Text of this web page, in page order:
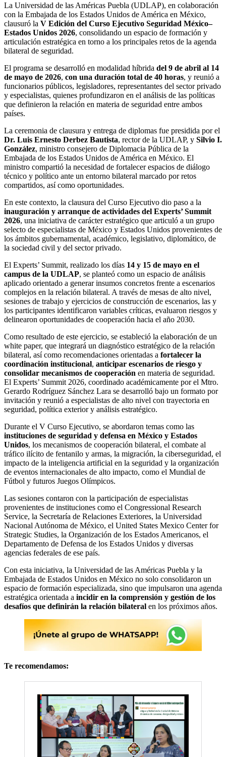
La Universidad de las Américas Puebla (UDLAP), en colaboración
con la Embajada de los Estados Unidos de América en México,
clausuró la V Edición del Curso Ejecutivo Seguridad México–
Estados Unidos 2026, consolidando un espacio de formación y
articulación estratégica en torno a los principales retos de la agenda
bilateral de seguridad.
El programa se desarrolló en modalidad híbrida del 9 de abril al 14
de mayo de 2026, con una duración total de 40 horas, y reunió a
funcionarios públicos, legisladores, representantes del sector privado
y especialistas, quienes profundizaron en el análisis de las políticas
que definieron la relación en materia de seguridad entre ambos
países.
La ceremonia de clausura y entrega de diplomas fue presidida por el
Dr. Luis Ernesto Derbez Bautista, rector de la UDLAP, y Silvio I.
González, ministro consejero de Diplomacia Pública de la
Embajada de los Estados Unidos de América en México. El
ministro compartió la necesidad de fortalecer espacios de diálogo
técnico y político ante un entorno bilateral marcado por retos
compartidos, así como oportunidades.
En este contexto, la clausura del Curso Ejecutivo dio paso a la
inauguración y arranque de actividades del Experts’ Summit
2026, una iniciativa de carácter estratégico que articuló a un grupo
selecto de especialistas de México y Estados Unidos provenientes de
los ámbitos gubernamental, académico, legislativo, diplomático, de
la sociedad civil y del sector privado.
El Experts’ Summit, realizado los días 14 y 15 de mayo en el
campus de la UDLAP, se planteó como un espacio de análisis
aplicado orientado a generar insumos concretos frente a escenarios
complejos en la relación bilateral. A través de mesas de alto nivel,
sesiones de trabajo y ejercicios de construcción de escenarios, las y
los participantes identificaron variables críticas, evaluaron riesgos y
delinearon oportunidades de cooperación hacia el año 2030.
Como resultado de este ejercicio, se estableció la elaboración de un
white paper, que integrará un diagnóstico estratégico de la relación
bilateral, así como recomendaciones orientadas a fortalecer la
coordinación institucional, anticipar escenarios de riesgo y
consolidar mecanismos de cooperación en materia de seguridad.
El Experts’ Summit 2026, coordinado académicamente por el Mtro.
Gerardo Rodríguez Sánchez Lara se desarrolló bajo un formato por
invitación y reunió a especialistas de alto nivel con trayectoria en
seguridad, política exterior y análisis estratégico.
Durante el V Curso Ejecutivo, se abordaron temas como las
instituciones de seguridad y defensa en México y Estados
Unidos, los mecanismos de cooperación bilateral, el combate al
tráfico ilícito de fentanilo y armas, la migración, la ciberseguridad, el
impacto de la inteligencia artificial en la seguridad y la organización
de eventos internacionales de alto impacto, como el Mundial de
Fútbol y futuros Juegos Olímpicos.
Las sesiones contaron con la participación de especialistas
provenientes de instituciones como el Congressional Research
Service, la Secretaría de Relaciones Exteriores, la Universidad
Nacional Autónoma de México, el United States Mexico Center for
Strategic Studies, la Organización de los Estados Americanos, el
Departamento de Defensa de los Estados Unidos y diversas
agencias federales de ese país.
Con esta iniciativa, la Universidad de las Américas Puebla y la
Embajada de Estados Unidos en México no solo consolidaron un
espacio de formación especializada, sino que impulsaron una agenda
estratégica orientada a incidir en la comprensión y gestión de los
desafíos que definirán la relación bilateral en los próximos años.
Te recomendamos: